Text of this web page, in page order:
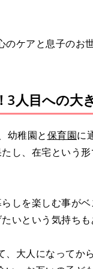
のケアと息子の
3人目への大
幼稚園と保育園に
し、在宅という
しを楽しむ事が
いという気持ちも
、大人になってか